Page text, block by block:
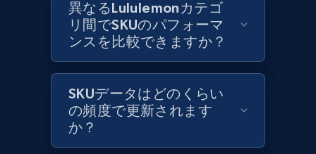
Lowes.com
URL, Domain, Marketplace pn, Sku, Other pn,
Model number, Gtin ean pn, Product name, and
異なるLululemonカテゴ
リ間でSKUのパフォーマ
ンスを比較できますか？
SKUデータはどのくらい
の頻度で更新されます
か？